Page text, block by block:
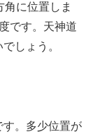
に位置しま
です。天神道
しょう。
す。多少位置が